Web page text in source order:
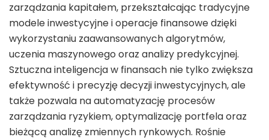
zarządzania kapitałem, przekształcając tradycyjne
modele inwestycyjne i operacje finansowe dzięki
wykorzystaniu zaawansowanych algorytmów,
uczenia maszynowego oraz analizy predykcyjnej.
Sztuczna inteligencja w finansach nie tylko zwiększa
efektywność i precyzję decyzji inwestycyjnych, ale
także pozwala na automatyzację procesów
zarządzania ryzykiem, optymalizację portfela oraz
bieżącą analizę zmiennych rynkowych. Rośnie